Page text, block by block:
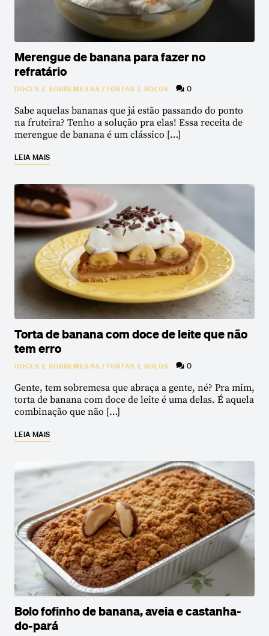
Merengue de banana para fazer no
refratário
DOCES E SOBREMESAS/TORTAS E BOLOS 0
Sabe aquelas bananas que já estão passando do ponto
na fruteira? Tenho a solução pra elas! Essa receita de
merengue de banana é um clássico […]
LEIA MAIS
Torta de banana com doce de leite que não
tem erro
DOCES E SOBREMESAS/TORTAS E BOLOS 0
Gente, tem sobremesa que abraça a gente, né? Pra mim,
torta de banana com doce de leite é uma delas. É aquela
combinação que não […]
LEIA MAIS
Bolo fofinho de banana, aveia e castanha-
do-pará